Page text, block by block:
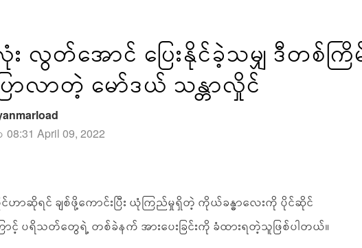
လွတ်အောင် ပြေးနိုင်ခဲ့သမျှ ဒီတစ်က
ောလာတဲ့ မော်ဒယ် သန္တာလှိုင်
April 09, 2022
င်ဟာဆိုရင် ချစ်ဖို့ကောင်းပြီး ယုံကြည်မှုရှိတဲ့ ကိုယ်ခန္ဓာလေးကို ပိုင်ဆိုင်
ာင့် ပရိသတ်တွေရဲ့ တစ်ခဲနက် အားပေးခြင်းကို ခံထားရတဲ့သူဖြစ်ပါတယ်။